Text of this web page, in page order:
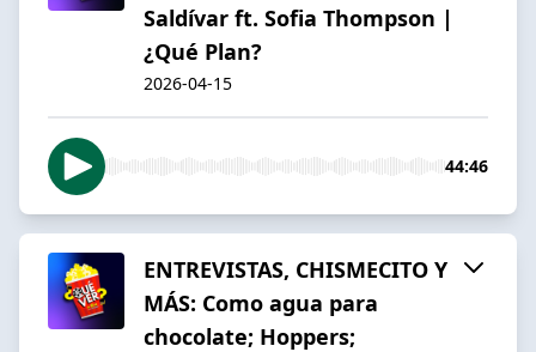
Saldívar ft. Sofia Thompson |
¿Qué Plan?
2026-04-15
44:46
ENTREVISTAS, CHISMECITO Y
MÁS: Como agua para
chocolate; Hoppers;